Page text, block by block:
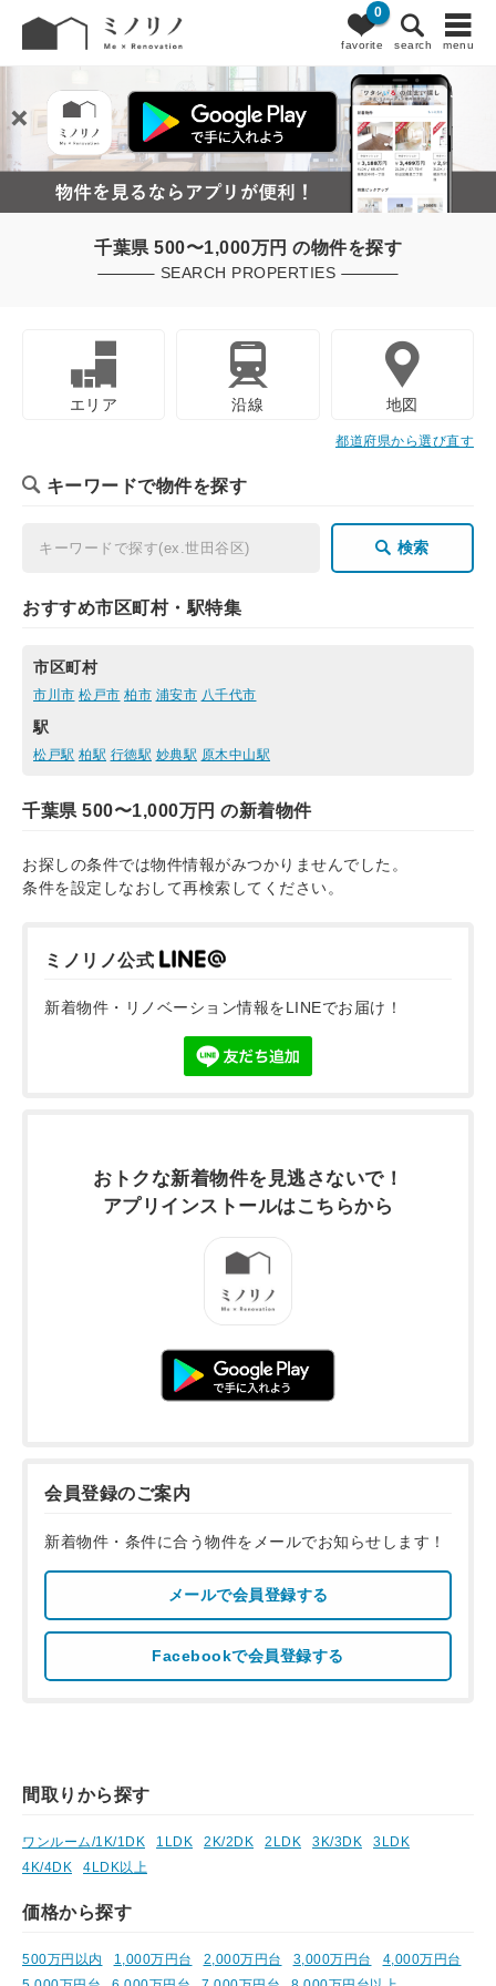
favorite
0
search menu
千葉県 500〜1,000万円 の物件を探す
SEARCH PROPERTIES
エリア 沿線 地図
都道府県から選び直す
キーワードで物件を探す
検索
おすすめ市区町村・駅特集
市区町村
市川市 松戸市 柏市 浦安市 八千代市
駅
松戸駅 柏駅 行徳駅 妙典駅 原木中山駅
千葉県 500〜1,000万円 の新着物件
お探しの条件では物件情報がみつかりませんでした。
条件を設定しなおして再検索してください。
ミノリノ公式
新着物件・リノベーション情報をLINEでお届け！
おトクな新着物件を 見逃さないで！
アプリインストールはこちらから
会員登録のご案内
新着物件・条件に合う物件をメールでお知らせします！
メールで会員登録する
Facebookで会員登録する
間取りから探す
ワンルーム/1K/1DK 1LDK 2K/2DK 2LDK 3K/3DK
3LDK
4K/4DK
4LDK以上
価格から探す
500万円以内 1,000万円台 2,000万円台 3,000万円台
4,000万円台